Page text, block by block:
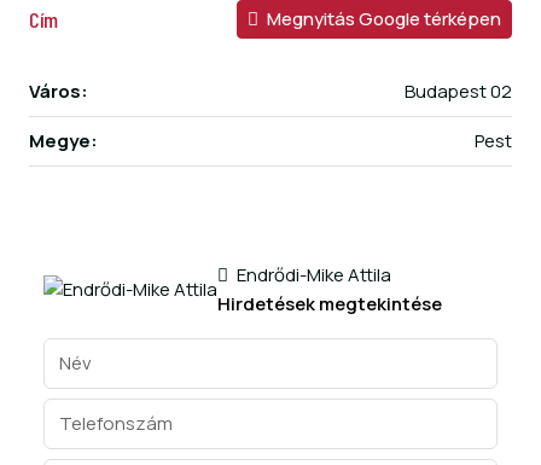
Cím Megnyitás Google térképen
Város:
Budapest 02
Megye:
Pest
Endrődi-Mike Attila
Hirdetések megtekintése